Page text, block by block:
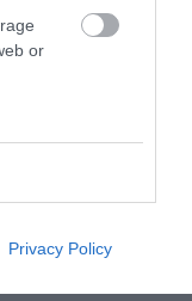
or
Privacy Policy
θα σχολιάσω.